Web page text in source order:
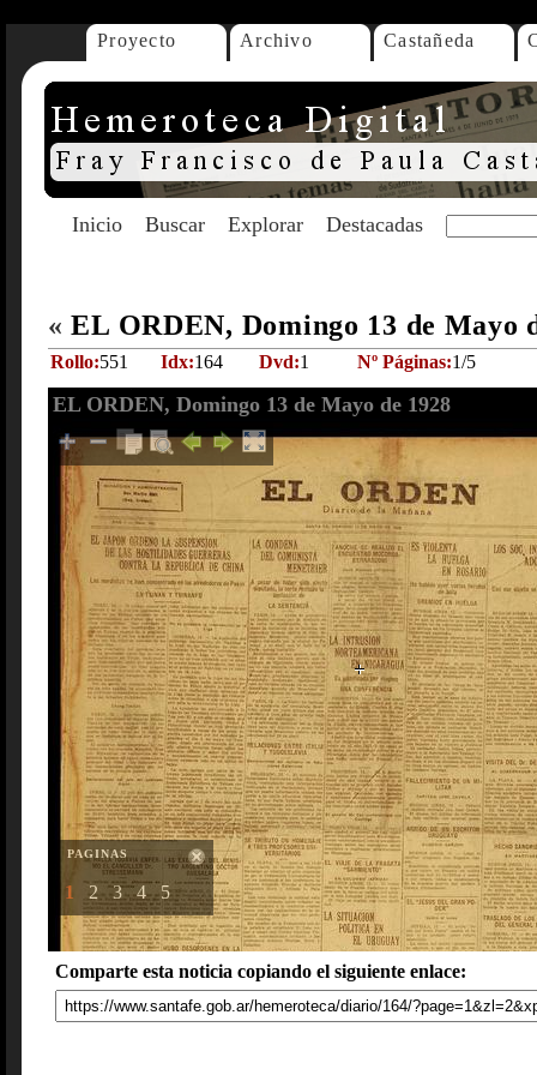
Proyecto Archivo Castañeda
Inicio Buscar Explorar Destacadas
« EL ORDEN, Domingo 13 de Mayo
Rollo:551 Idx:164 Dvd:1 Nº Páginas:1/5
EL ORDEN, Domingo 13 de Mayo de 1928
PAGINAS
1 2 3 4 5
Comparte esta noticia copiando el siguiente enlace: